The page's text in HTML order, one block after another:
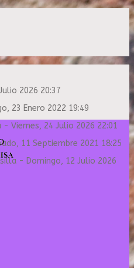
2026 20:37
23 Enero 2022 19:49
- Viernes, 24 Julio 2026 22:01
11 Septiembre 2021 18:25
- Domingo, 12 Julio 2026